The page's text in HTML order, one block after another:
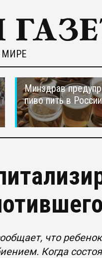
МИРЕ
Минздрав
пиво пить в
что
Когда